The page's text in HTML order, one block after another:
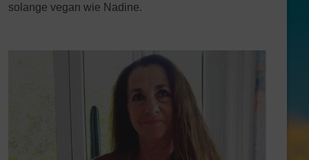
solange vegan wie Nadine.